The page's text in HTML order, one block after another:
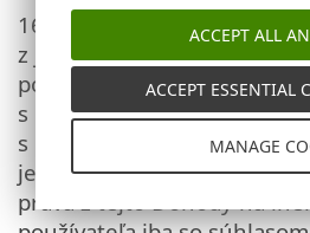
16.
Prevod Licencie.
z jedného počítačového
počítačový systém, pokiaľ to
s Dohodou. Pokiaľ to nie je
s Dohodou, Koncový
jednorazovo trvalo previesť
práva z tejto Dohody na
ACCEPT ALL
ACCEPT ESSENTIAL
MANAGE